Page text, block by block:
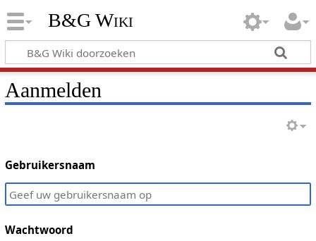
B&G Wiki
Aanmelden
Gebruikersnaam
Wachtwoord